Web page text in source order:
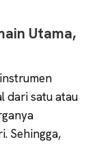
Utama,
dari satu atau
Sehingga,